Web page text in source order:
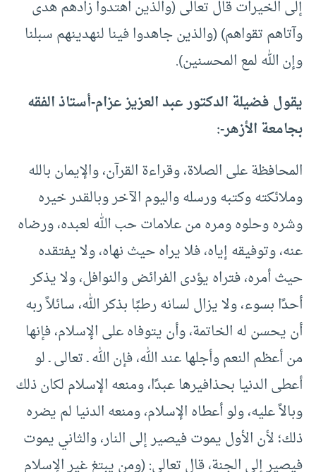
إلى الخيرات قال تعالى (والذين اهتدوا زادهم هدى
وآتاهم تقواهم) (والذين جاهدوا فينا لنهدينهم سبلنا
وإن الله لمع المحسنين).
يقول فضيلة الدكتور عبد العزيز عزام-أستاذ الفقه
بجامعة الأزهر-:
المحافظة على الصلاة، وقراءة القرآن، والإيمان بالله
وملائكته وكتبه ورسله واليوم الآخر وبالقدر خيره
وشره وحلوه ومره من علامات حب الله لعبده، ورضاه
عنه، وتوفيقه إياه، فلا يراه حيث نهاه، ولا يفتقده
حيث أمره، فتراه يؤدى الفرائض والنوافل، ولا يذكر
أحدًا بسوء، ولا يزال لسانه رطبًا بذكر الله، سائلاً ربه
أن يحسن له الخاتمة، وأن يتوفاه على الإسلام، فإنها
من أعظم النعم وأجلها عند الله، فإن الله ـ تعالى ـ لو
أعطى الدنيا بحذافيرها عبدًا، ومنعه الإسلام لكان ذلك
وبالاً عليه، ولو أعطاه الإسلام، ومنعه الدنيا لم يضره
ذلك؛ لأن الأول يموت فيصير إلى النار، والثاني يموت
فيصير إلى الجنة، قال تعالى: (ومن يبتغ غير الإسلام